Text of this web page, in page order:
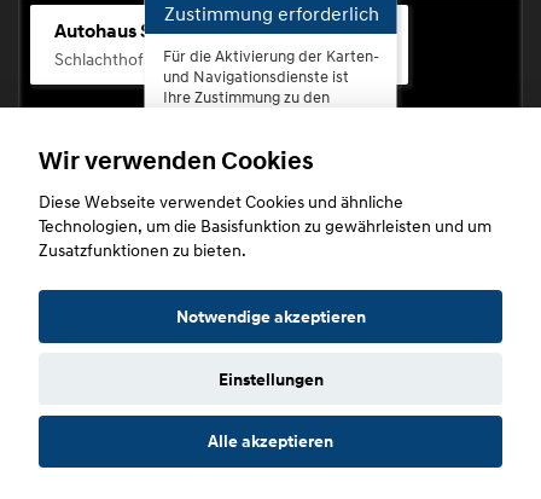
Autohaus Scherhag
Schlachthofstr. 68, 56073 Koblenz-Rauental
Zustimmung erforderlich
Für die Aktivierung der Karten-
und Navigationsdienste ist
Ihre Zustimmung zu den
erforderlich.
Zustimmen
Copyright © 2026. Autohaus Scherhag
Datenschutz Impressum
Wir verwenden Cookies
Diese Webseite verwendet Cookies und ähnliche
Technologien, um die Basisfunktion zu gewährleisten und um
Zusatzfunktionen zu bieten.
Notwendige akzeptieren
Einstellungen
Alle akzeptieren